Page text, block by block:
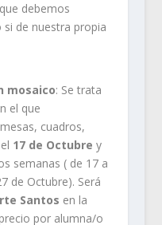
debemos
de nuestra propia
mosaico: Se trata
el que
cuadros,
17 de Octubre y
semanas ( de 17 a
de Octubre). Será
Santos en la
por alumna/o